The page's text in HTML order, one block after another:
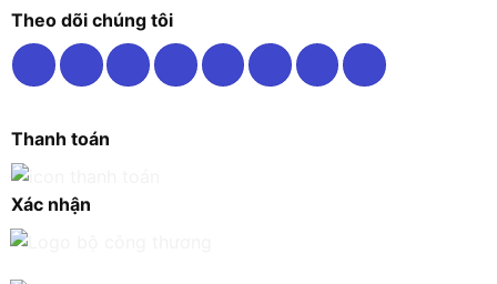
Theo dõi chúng tôi
Thanh toán
Xác nhận